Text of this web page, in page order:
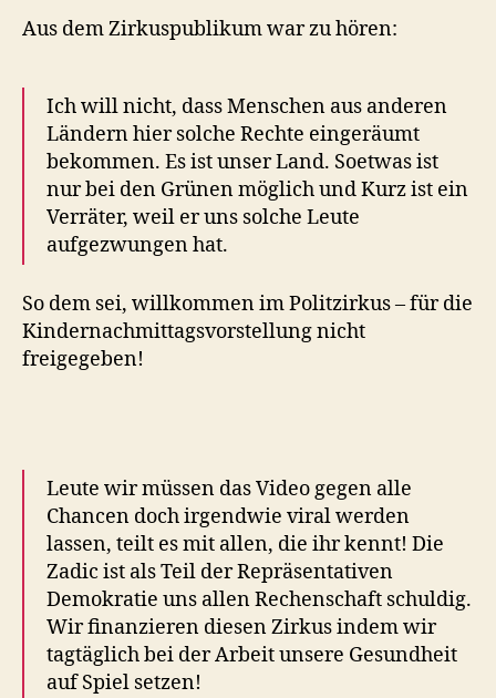
Aus dem Zirkuspublikum war zu hören:
Ich will nicht, dass Menschen aus anderen
Ländern hier solche Rechte eingeräumt
bekommen. Es ist unser Land. Soetwas ist
nur bei den Grünen möglich und Kurz ist ein
Verräter, weil er uns solche Leute
aufgezwungen hat.
So dem sei, willkommen im Politzirkus – für die
Kindernachmittagsvorstellung nicht
freigegeben!
Leute wir müssen das Video gegen alle
Chancen doch irgendwie viral werden
lassen, teilt es mit allen, die ihr kennt! Die
Zadic ist als Teil der Repräsentativen
Demokratie uns allen Rechenschaft schuldig.
Wir finanzieren diesen Zirkus indem wir
tagtäglich bei der Arbeit unsere Gesundheit
auf Spiel setzen!